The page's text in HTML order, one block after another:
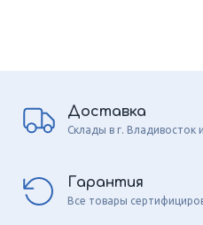
Доставка
Склады в г. Владивосток
Гарантия
Все товары